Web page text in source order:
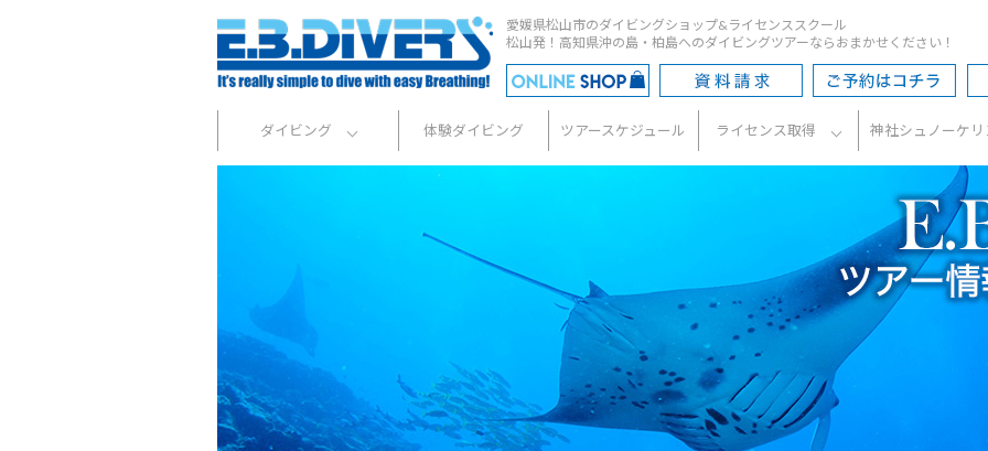
愛媛県松山市のダイビングショップ&ライセンススクール
松山発！高知県沖の島・柏島へのダイビングツアーならおまかせください！
ダイビング 体験ダイビング ツアースケジュール ライセンス取得 神社シュノーケ